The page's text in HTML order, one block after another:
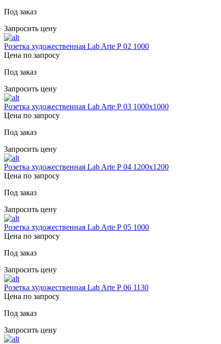
Под заказ
Запросить цену
Розетка художественная Lab Arte Р 02 1000
Цена по запросу
Под заказ
Запросить цену
Розетка художественная Lab Arte Р 03 1000х1000
Цена по запросу
Под заказ
Запросить цену
Розетка художественная Lab Arte Р 04 1200х1200
Цена по запросу
Под заказ
Запросить цену
Розетка художественная Lab Arte Р 05 1000
Цена по запросу
Под заказ
Запросить цену
Розетка художественная Lab Arte Р 06 1130
Цена по запросу
Под заказ
Запросить цену